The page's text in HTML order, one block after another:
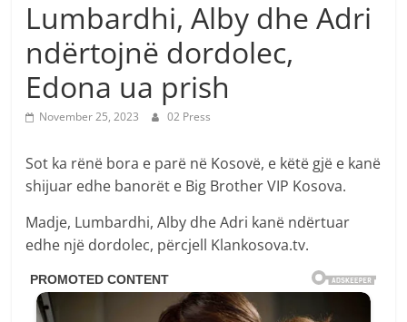
Lumbardhi, Alby dhe Adri
ndërtojnë dordolec,
Edona ua prish
November 25, 2023 02 Press
Sot ka rënë bora e parë në Kosovë, e këtë gjë e kanë
shijuar edhe banorët e Big Brother VIP Kosova.
Madje, Lumbardhi, Alby dhe Adri kanë ndërtuar
edhe një dordolec, përcjell Klankosova.tv.